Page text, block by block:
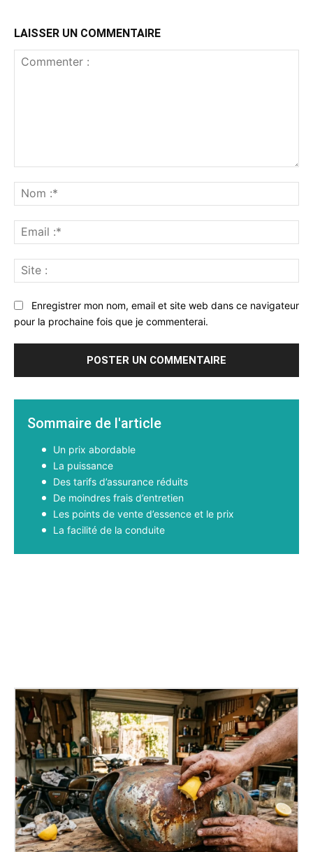
LAISSER UN COMMENTAIRE
:*
:*
:
Enregistrer mon nom, email et site web dans ce navigateur
pour la prochaine fois que je commenterai.
Sommaire de l'article
Un prix abordable
La puissance
Des tarifs d’assurance réduits
De moindres frais d’entretien
Les points de vente d’essence et le prix
La facilité de la conduite